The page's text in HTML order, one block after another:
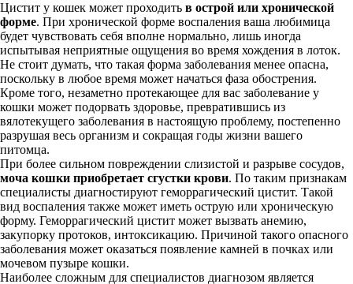
Цистит у кошек может проходить в острой или хронической
форме. При хронической форме воспаления ваша любимица
будет чувствовать себя вполне нормально, лишь иногда
испытывая неприятные ощущения во время хождения в лоток.
Не стоит думать, что такая форма заболевания менее опасна,
поскольку в любое время может начаться фаза обострения.
Кроме того, незаметно протекающее для вас заболевание у
кошки может подорвать здоровье, превратившись из
вялотекущего заболевания в настоящую проблему, постепенно
разрушая весь организм и сокращая годы жизни вашего
питомца.
При более сильном повреждении слизистой и разрыве сосудов,
моча кошки приобретает сгустки крови. По таким признакам
специалисты диагностируют геморрагический цистит. Такой
вид воспаления также может иметь острую или хроническую
форму. Геморрагический цистит может вызвать анемию,
закупорку протоков, интоксикацию. Причиной такого опасного
заболевания может оказаться появление камней в почках или
мочевом пузыре кошки.
Наиболее сложным для специалистов диагнозом является